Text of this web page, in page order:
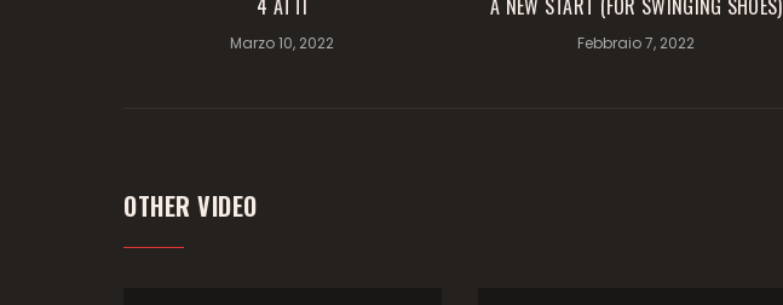
4 ATTI
Marzo 10, 2022
A NEW START (FOR SWINGING SHOES)
Febbraio 7, 2022
OTHER VIDEO